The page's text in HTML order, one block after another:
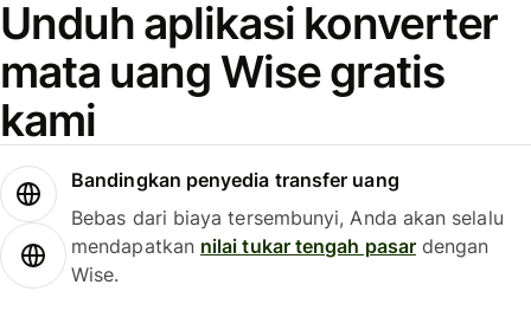
Unduh aplikasi konverter
mata uang Wise gratis
kami
Bandingkan penyedia transfer uang
Bebas dari biaya tersembunyi, Anda akan selalu
mendapatkan nilai tukar tengah pasardengan
Wise.